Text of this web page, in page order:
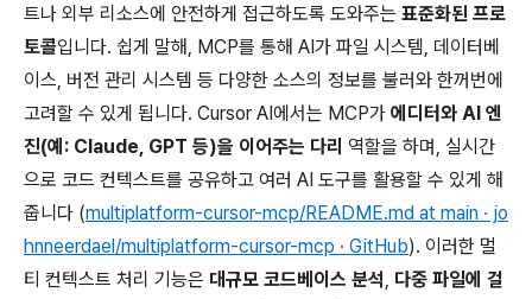
트나 외부 리소스에 안전하게 접근하도록 도와주는 표준화된 프로
토콜입니다. 쉽게 말해, MCP를 통해 AI가 파일 시스템, 데이터베
이스, 버전 관리 시스템 등 다양한 소스의 정보를 불러와 한꺼번에
고려할 수 있게 됩니다. Cursor AI에서는 MCP가 에디터와 AI 엔
진(예: Claude, GPT 등)을 이어주는 다리 역할을 하며, 실시간
으로 코드 컨텍스트를 공유하고 여러 AI 도구를 활용할 수 있게 해
줍니다 (multiplatform-cursor-mcp/README.md at main · jo
hnneerdael/multiplatform-cursor-mcp · GitHub). 이러한 멀
티 컨텍스트 처리 기능은 대규모 코드베이스 분석, 다중 파일에 걸